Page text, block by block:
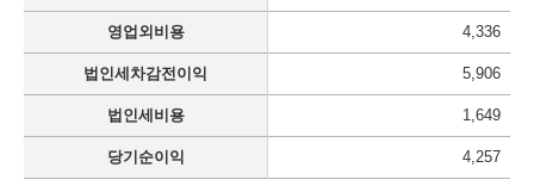
영업외비용 4,336
법인세차감전이익 5,906
법인세비용 1,649
당기순이익 4,257